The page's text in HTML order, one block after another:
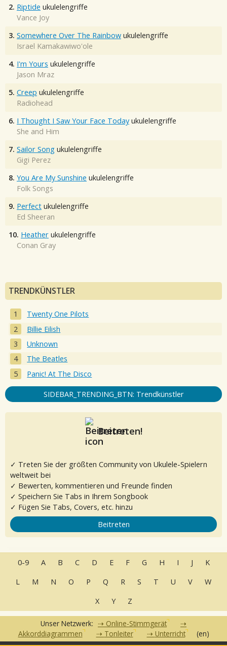
2. Riptide ukulelengriffe
Vance Joy
3. Somewhere Over The Rainbow ukulelengriffe
Israel Kamakawiwo'ole
4. I'm Yours ukulelengriffe
Jason Mraz
5. Creep ukulelengriffe
Radiohead
6. I Thought I Saw Your Face Today ukulelengriffe
She and Him
7. Sailor Song ukulelengriffe
Gigi Perez
8. You Are My Sunshine ukulelengriffe
Folk Songs
9. Perfect ukulelengriffe
Ed Sheeran
10. Heather ukulelengriffe
Conan Gray
TRENDKÜNSTLER
Twenty One Pilots
Billie Eilish
Unknown
The Beatles
Panic! At The Disco
SIDEBAR_TRENDING_BTN: Trendkünstler
Beitreten!
✓ Treten Sie der größten Community von Ukulele-Spielern
weltweit bei
✓ Bewerten, kommentieren und Freunde finden
✓ Speichern Sie Tabs in Ihrem Songbook
✓ Fügen Sie Tabs, Covers, etc. hinzu
Beitreten
0-9 A B C D E F G H I J
K
L
M N O P Q R S T U V
W
X
Y Z
Unser Netzwerk:
Online-Stimmgerät
Akkorddiagrammen
Tonleiter Unterricht (en)